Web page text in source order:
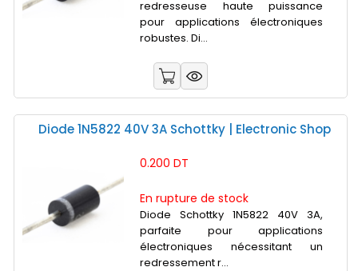
redresseuse haute puissance
pour applications électroniques
robustes. Di...
Diode 1N5822 40V 3A Schottky | Electronic Shop
0.200 DT
En rupture de stock
Diode Schottky 1N5822 40V 3A,
parfaite pour applications
électroniques nécessitant un
redressement r...